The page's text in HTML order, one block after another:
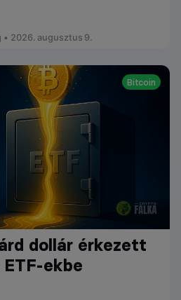
2026. augusztus 9.
Bitcoin
dollár érkezett
ekbe